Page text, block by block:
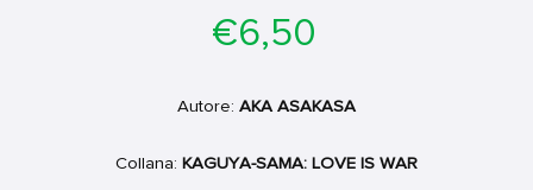
Prezzo
di
€6,50
Autore: AKA ASAKASA
Collana: KAGUYA-SAMA: LOVE IS WAR